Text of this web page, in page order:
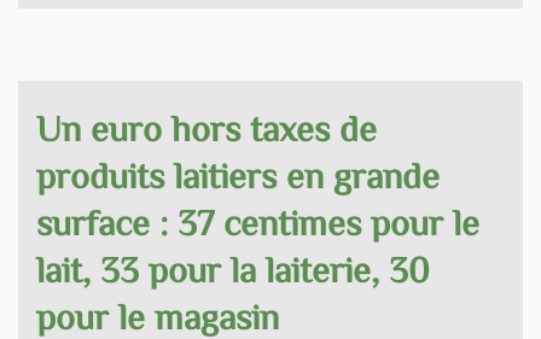
Un euro hors taxes de
produits laitiers en grande
surface : 37 centimes pour le
lait, 33 pour la laiterie, 30
pour le magasin